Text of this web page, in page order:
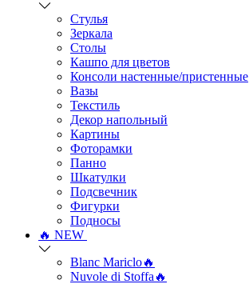
Стулья
Зеркала
Столы
Кашпо для цветов
Консоли настенные/пристенные
Вазы
Текстиль
Декор напольный
Картины
Фоторамки
Панно
Шкатулки
Подсвечник
Фигурки
Подносы
🔥 NEW
Blanc Mariclo🔥
Nuvole di Stoffa🔥